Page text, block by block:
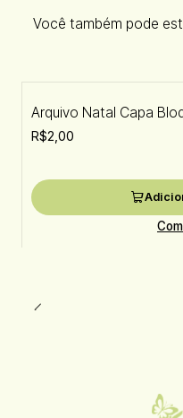
Você também pode
Arquivo Natal Capa
R$2,00